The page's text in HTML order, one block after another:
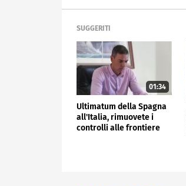
SUGGERITI
01:34
Ultimatum della Spagna
all'Italia, rimuovete i
controlli alle frontiere